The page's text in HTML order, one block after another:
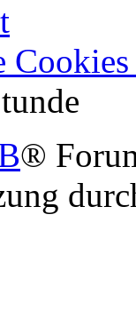
Cookies
®